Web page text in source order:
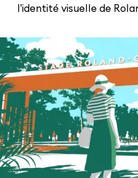
l'identité visuelle de